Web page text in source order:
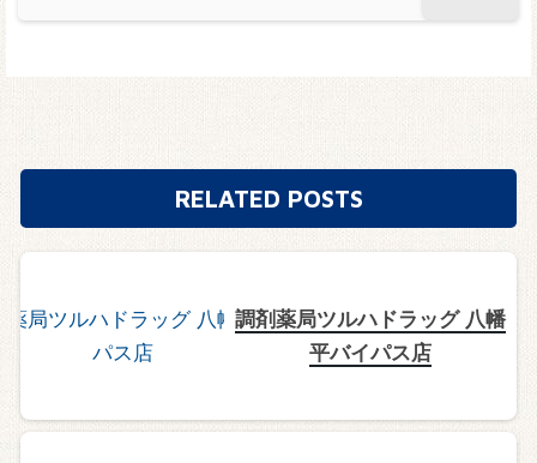
RELATED POSTS
調剤薬局ツルハドラッグ 八幡
平バイパス店